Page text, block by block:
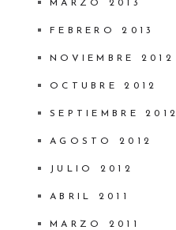
MARZO 2013
FEBRERO 2013
NOVIEMBRE 2012
OCTUBRE 2012
SEPTIEMBRE 2012
AGOSTO 2012
JULIO 2012
ABRIL 2011
MARZO 2011